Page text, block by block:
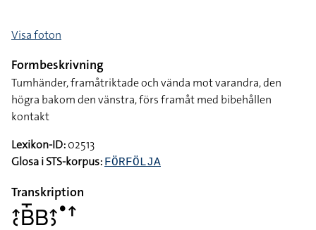
Visa foton
Formbeskrivning
Tumhänder, framåtriktade och vända mot varandra, den
högra bakom den vänstra, förs framåt med bibehållen
kontakt
Lexikon-ID:02513
Glosa i STS-korpus: FÖRFÖLJA
Transkription
􌤴􌥗􌤧􌤻􌤧􌤴􌤶􌤟􌦃